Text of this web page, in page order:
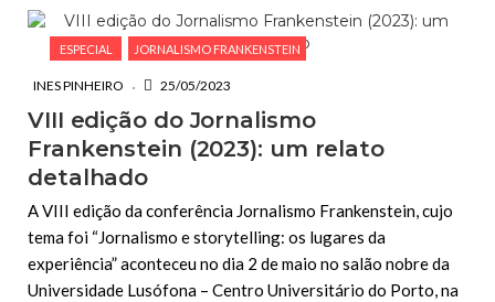
ESPECIAL JORNALISMO FRANKENSTEIN
INES PINHEIRO 25/05/2023
VIII edição do Jornalismo
Frankenstein (2023): um relato
detalhado
A VIII edição da conferência Jornalismo Frankenstein, cujo
tema foi “Jornalismo e storytelling: os lugares da
experiência” aconteceu no dia 2 de maio no salão nobre da
Universidade Lusófona – Centro Universitário do Porto, na